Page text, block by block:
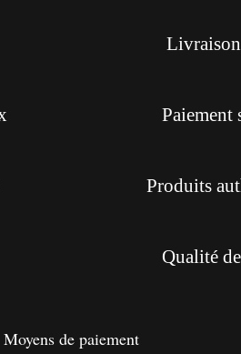
Paiement
Produits
Qualité
Moyens de paiement